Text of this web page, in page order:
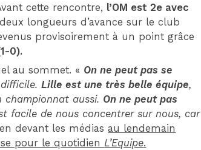
cette rencontre, l’OM est 2e avec
longueurs d’avance sur le club
provisoirement à un point grâce
0).
au sommet. « On ne peut pas se
difficile.Lille est une très belle équipe,
championnat aussi. On ne peut pas
facile de nous concentrer sur nous, car
devant les médiasau lendemain
pour le quotidien L’Equipe.